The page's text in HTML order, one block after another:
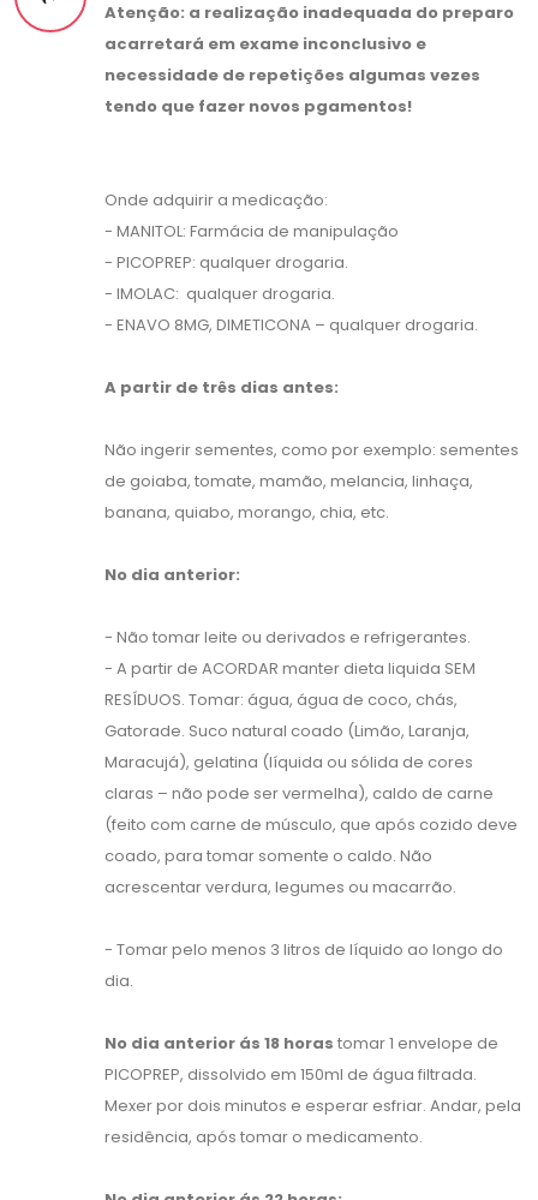
Atenção: a realização inadequada do preparo
acarretará em exame inconclusivo e
necessidade de repetições algumas vezes
tendo que fazer novos pgamentos!
Onde adquirir a medicação:
- MANITOL: Farmácia de manipulação
- PICOPREP: qualquer drogaria.
- IMOLAC: qualquer drogaria.
- ENAVO 8MG, DIMETICONA – qualquer drogaria.
A partir de três dias antes:
Não ingerir sementes, como por exemplo: sementes
de goiaba, tomate, mamão, melancia, linhaça,
banana, quiabo, morango, chia, etc.
No dia anterior:
- Não tomar leite ou derivados e refrigerantes.
- A partir de ACORDAR manter dieta liquida SEM
RESÍDUOS. Tomar: água, água de coco, chás,
Gatorade. Suco natural coado (Limão, Laranja,
Maracujá), gelatina (líquida ou sólida de cores
claras – não pode ser vermelha), caldo de carne
(feito com carne de músculo, que após cozido deve
coado, para tomar somente o caldo. Não
acrescentar verdura, legumes ou macarrão.
- Tomar pelo menos 3 litros de líquido ao longo do
dia.
No dia anterior ás 18 horas tomar 1 envelope de
PICOPREP, dissolvido em 150ml de água filtrada.
Mexer por dois minutos e esperar esfriar. Andar, pela
residência, após tomar o medicamento.